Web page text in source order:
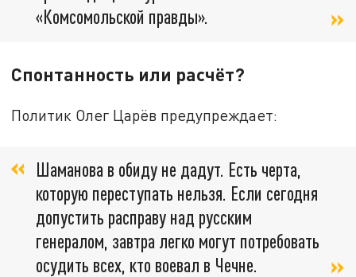
«Комсомольской правды».
Спонтанность или расчёт?
Политик Олег Царёв предупреждает:
Шаманова в обиду не дадут. Есть черта,
которую переступать нельзя. Если сегодня
допустить расправу над русским
генералом, завтра легко могут потребовать
осудить всех, кто воевал в Чечне.